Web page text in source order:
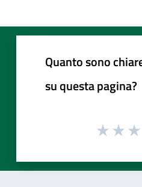
Quanto sono
su questa pagina?